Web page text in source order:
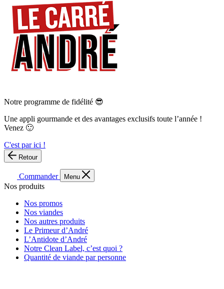
Notre programme de fidélité 😎
Une appli gourmande et des avantages exclusifs toute l’année !
Venez 🙂
C'est par ici !
Retour
Commander Menu
Nos produits
Nos promos
Nos viandes
Nos autres produits
Le Primeur d’André
L’Antidote d’André
Notre Clean Label, c’est quoi ?
Quantité de viande par personne